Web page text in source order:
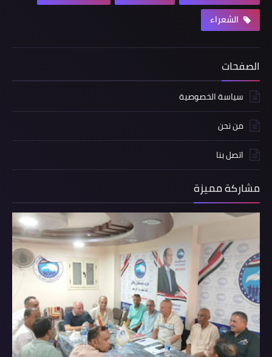
الشعراء
الصفحات
سياسة الخصوصية
من نحن
اتصل بنا
مشاركة مميزة